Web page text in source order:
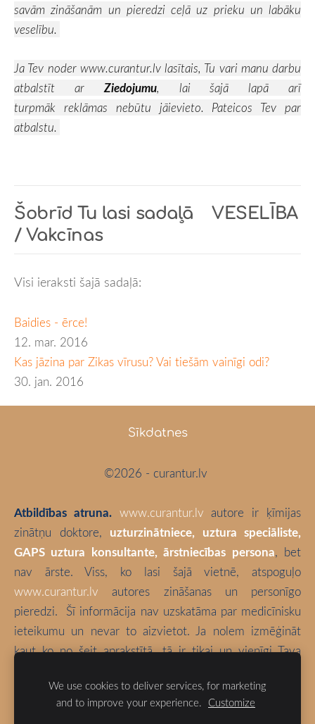
savām zināšanām un pieredzi ceļā uz prieku un labāku
veselību.
Ja Tev noder www.curantur.lvlasītais, Tu vari manu darbu
atbalstīt ar
Ziedojumu, lai šajā lapā arī
turpmāk reklāmas nebūtu jāievieto. Pateicos Tev par
atbalstu.
Šobrīd Tu lasi sadaļā VESELĪBA
/ Vakcīnas
Visi ieraksti šajā sadaļā:
Baidies - ērce!
12. mar. 2016
Kas jāzina par Zikas vīrusu? Vai tiešām vainīgi odi?
30. jan. 2016
Sīkdatnes
©2026 - curantur.lv
Atbildības atruna. www.curantur.lv autore ir ķīmijas
zinātņu doktore, uzturzinātniece, uztura speciāliste,
GAPS uztura konsultante, ārstniecības persona, bet
nav ārste. Viss, ko lasi šajā vietnē, atspoguļo
www.curantur.lv autores zināšanas un personīgo
pieredzi. Šī informācija nav uzskatāma par medicīnisku
ieteikumu un nevar to aizvietot. Ja nolem izmēģināt
kaut ko no šeit aprakstītā, tā ir tikai un vienīgi Tava
Blogā izmantotas bloga autores fotogrāfijas (ja vien nav
We use cookies to deliver services, for marketing
and to improve your experience. Customize